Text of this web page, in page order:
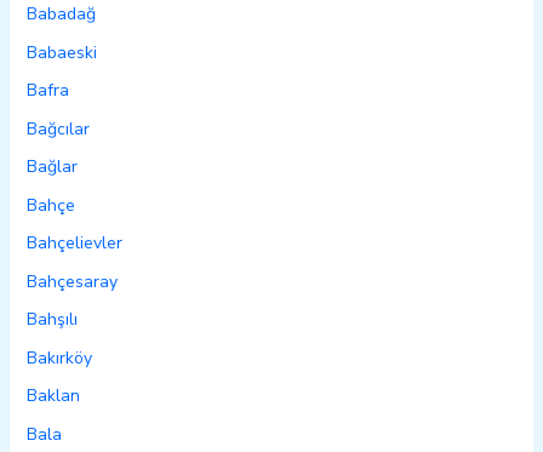
Babadağ
Babaeski
Bafra
Bağcılar
Bağlar
Bahçe
Bahçelievler
Bahçesaray
Bahşılı
Bakırköy
Baklan
Bala